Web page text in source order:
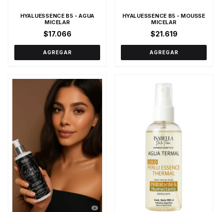
HYALUESSENCE B5 - AGUA
MICELAR
$17.066
AGREGAR
HYALUESSENCE B5 - MOUSSE
MICELAR
$21.619
AGREGAR